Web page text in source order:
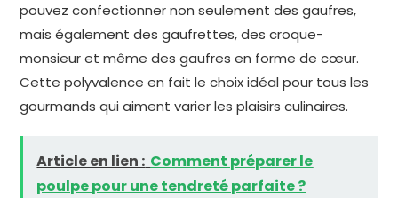
pouvez confectionner non seulement des gaufres,
mais également des gaufrettes, des croque-
monsieur et même des gaufres en forme de cœur.
Cette polyvalence en fait le choix idéal pour tous les
gourmands qui aiment varier les plaisirs culinaires.
Article en lien : Comment préparer le
poulpe pour une tendreté parfaite ?